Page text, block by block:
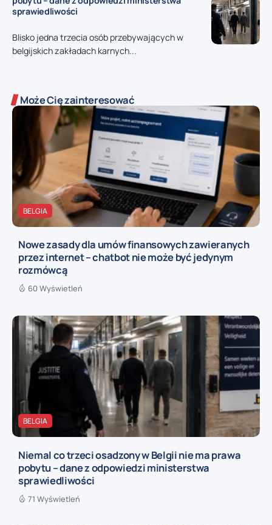
sprawiedliwości
Blisko jedna trzecia osób przebywających w
belgijskich zakładach karnych...
Może Cię zainteresować
BELGIA
Nowe zasady dla umów finansowych zawieranych
przez internet – chatbot nie może być jedynym
rozmówcą
60 Wyświetleń
BELGIA
Niemal co trzeci osadzony w Belgii nie ma prawa
pobytu – dane z odpowiedzi ministerstwa
sprawiedliwości
71 Wyświetleń